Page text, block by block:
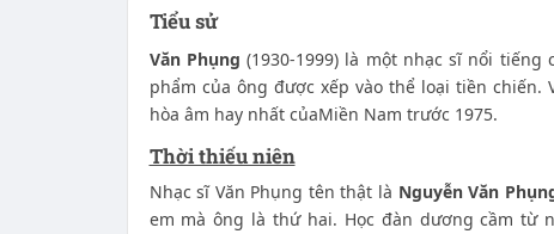
Tiểu sử
Văn Phụng (1930-1999) là một nhạc sĩ nổi
phẩm của ông được xếp vào thể loại tiền
hòa âm hay nhất củaMiền Nam trước 1975.
Thời thiếu niên
Nhạc sĩ Văn Phụng tên thật là Nguyễn Văn
em mà ông là thứ hai. Học đàn dương cầm từ